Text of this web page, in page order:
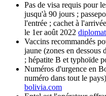
Pas de visa requis pour
jusqu'à 90 jours ;
l'entrée ; cachet à
le 1er août 2022
Vaccins recommandés
jaune (zones en dessous
; hépatite B et typhoïde
Numéros d'urgence en
numéro dans tout le
bolivia.com